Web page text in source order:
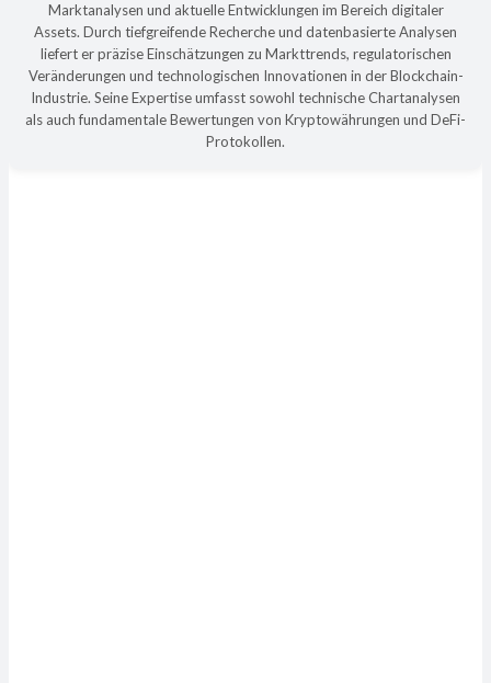
Marktanalysen und aktuelle Entwicklungen im Bereich digitaler
Assets. Durch tiefgreifende Recherche und datenbasierte Analysen
liefert er präzise Einschätzungen zu Markttrends, regulatorischen
Veränderungen und technologischen Innovationen in der Blockchain-
Industrie. Seine Expertise umfasst sowohl technische Chartanalysen
als auch fundamentale Bewertungen von Kryptowährungen und DeFi-
Protokollen.